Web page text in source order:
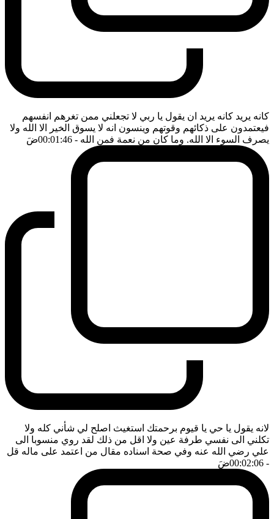
كانه يريد كانه يريد ان يقول يا ربي لا تجعلني ممن تغرهم انفسهم
فيعتمدون على ذكائهم وقوتهم وينسون انه لا يسوق الخير الا الله ولا
يصرف السوء الا الله. وما كان من نعمة فمن الله - 00:01:46 ضَ
لانه يقول يا حي يا قيوم برحمتك استغيث اصلح لي شأني كله ولا
تكلني الى نفسي طرفة عين ولا اقل من ذلك لقد روي منسوبا الى
علي رضي الله عنه وفي صحة اسناده مقال من اعتمد على ماله قل
- 00:02:06
ضَ